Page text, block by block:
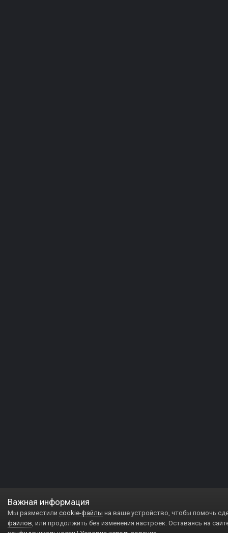
Важная информация
Мы разместили cookie-файлы на ваше устройство, чтобы помочь
файлов, или продолжить без изменения настроек. Оставаясь на